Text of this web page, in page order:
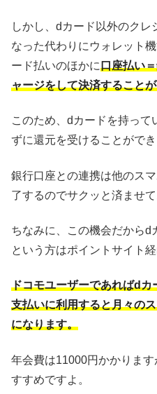
しかし、dカード以外のクレ
なった代わりにウォレット
ード払いのほかに口座払い
ャージをして決済すること
このため、dカードを持って
ずに還元を受けることができ
銀行口座との連携は他のス
了するのでサクッと済ませて
ちなみに、この機会だからd
という方はポイントサイト
ドコモユーザーであればd
支払いに利用すると月々の
になります。
年会費は11000円かかりま
すすめですよ。